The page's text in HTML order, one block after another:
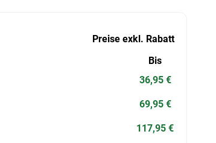
Preise exkl. Rabatt
Bis
36,95 €
69,95 €
117,95 €